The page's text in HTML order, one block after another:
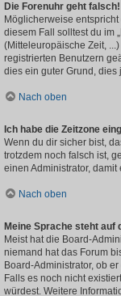
Die Forenuhr geht falsch!
Möglicherweise
diesem Fall solltest du im
(Mitteleuropäische Zeit,
registrierten Benutzern
dies ein guter Grund, dies
Nach oben
Ich habe die Zeitzone
Wenn du dir sicher bist,
trotzdem noch falsch ist,
einen Administrator,
Nach oben
Meine Sprache steht auf
Meist hat die Board-
niemand hat das Forum
Board-Administrator, ob
Falls es noch nicht
würdest. Weitere